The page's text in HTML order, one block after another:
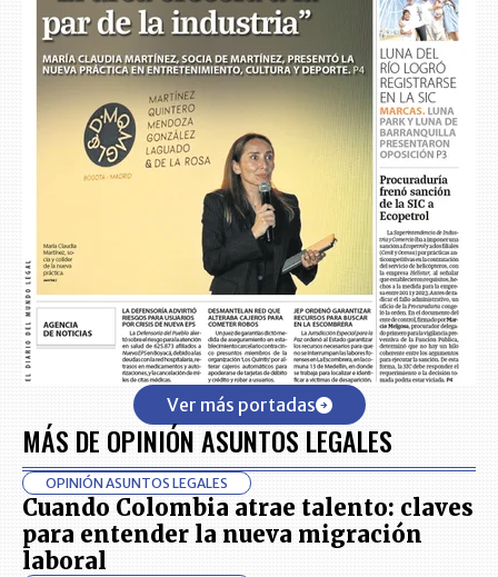
Ver más portadas
MÁS DE OPINIÓN ASUNTOS LEGALES
OPINIÓN ASUNTOS LEGALES
Cuando Colombia atrae talento: claves
para entender la nueva migración
laboral